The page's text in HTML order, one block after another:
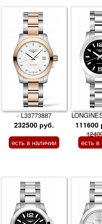
- L33773887
232500 руб.
есть в наличии
111600
есть в